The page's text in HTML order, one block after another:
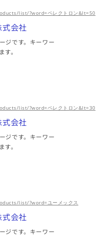
list/?word=ペレクトロン&lt=50
会社
ジです。キーワー
。
list/?word=ペレクトロン&lt=30
会社
ジです。キーワー
。
list/?word=ユーメックス
会社
ジです。キーワー